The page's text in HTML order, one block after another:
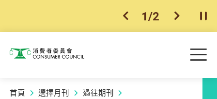
上一個
1/2 下一個開
消費者委員會 目
首頁 選擇月刊 過往期刊